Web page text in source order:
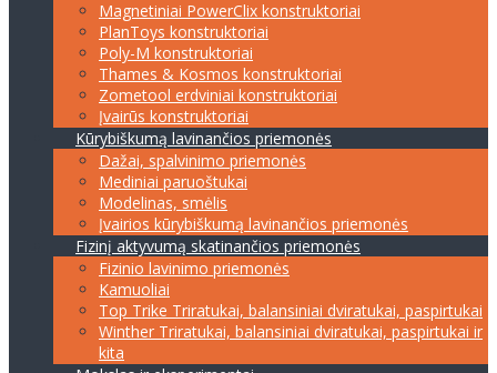
Magnetiniai PowerClix konstruktoriai
PlanToys konstruktoriai
Poly-M konstruktoriai
Thames & Kosmos konstruktoriai
Zometool erdviniai konstruktoriai
Įvairūs konstruktoriai
Kūrybiškumą lavinančios priemonės
Dažai, spalvinimo priemonės
Mediniai paruoštukai
Modelinas, smėlis
Įvairios kūrybiškumą lavinančios priemonės
Fizinį aktyvumą skatinančios priemonės
Fizinio lavinimo priemonės
Kamuoliai
Top Trike Triratukai, balansiniai dviratukai, paspirtukai
Winther Triratukai, balansiniai dviratukai, paspirtukai ir
kita